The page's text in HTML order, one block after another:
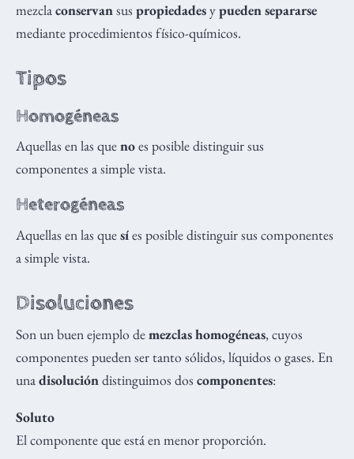
mezclaconservansus propiedadesypueden separarse
mediante procedimientos físico-químicos.
Tipos
Homogéneas
Aquellas en las quenoes posible distinguir sus
componentes a simple vista.
Heterogéneas
Aquellas en las quesíes posible distinguir sus componentes
a simple vista.
Disoluciones
Son un buen ejemplo demezclas homogéneas, cuyos
componentes pueden ser tanto sólidos, líquidos o gases. En
unadisolucióndistinguimos dos componentes:
Soluto
El componente que está en menor proporción.